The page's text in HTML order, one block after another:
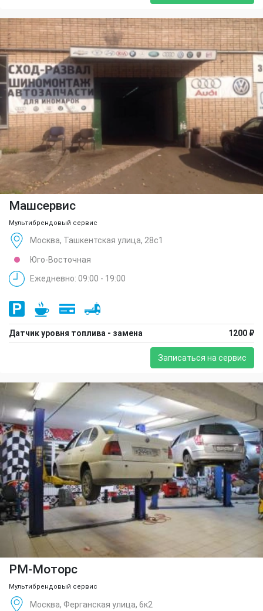
Машсервис
Мультибрендовый сервис
Москва, Ташкентская улица, 28с1
Юго-Восточная
Ежедневно: 09:00 - 19:00
Датчик уровня топлива - замена 1200 ₽
Записаться на сервис
РМ-Моторс
Мультибрендовый сервис
Москва, Ферганская улица, 6к2